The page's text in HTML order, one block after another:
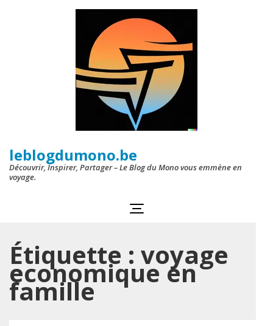
leblogdumono.be
Découvrir, Inspirer, Partager – Le Blog du Mono vous emmène en
voyage.
Étiquette : voyage
economique en
famille